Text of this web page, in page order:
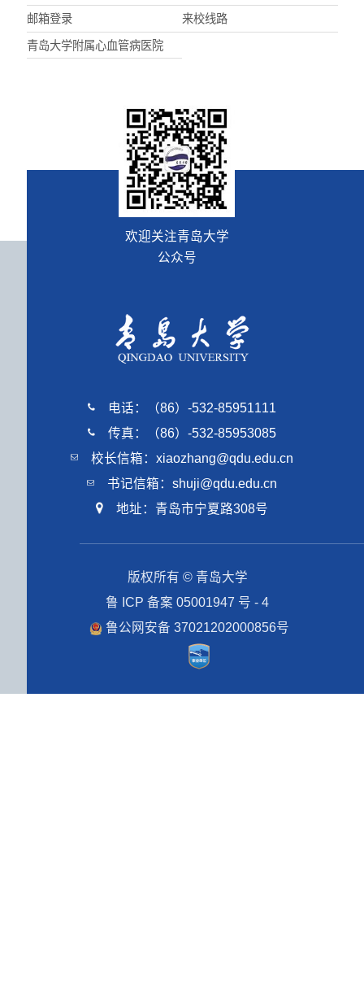
邮箱登录 来校线路
青岛大学附属心血管病医院
欢迎关注青岛大学
公众号
电话：（86）-532-85951111
传真：（86）-532-85953085
校长信箱：xiaozhang@qdu.edu.cn
书记信箱：shuji@qdu.edu.cn
地址：青岛市宁夏路308号
版权所有 © 青岛大学
鲁 ICP 备案 05001947 号 - 4
鲁公网安备 37021202000856号